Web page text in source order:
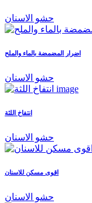
حشو الاسنان
اضرار المضمضة بالماء والملح
حشو الاسنان
انتفاخ اللثة
حشو الاسنان
اقوى مسكن للاسنان
حشو الاسنان